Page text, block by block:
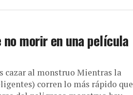
morir en una película
cazar al monstruo Mientras la
corren lo más rápido que